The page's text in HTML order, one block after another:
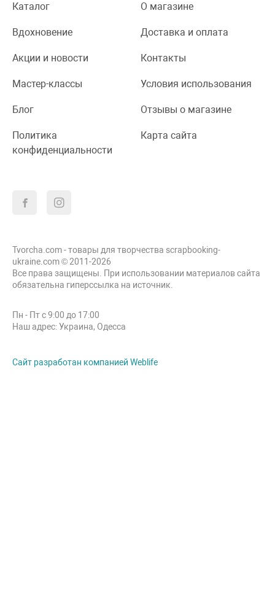
Каталог О магазине
Вдохновение Доставка и оплата
Акции и новости Контакты
Мастер-классы Условия использования
Блог Отзывы о магазине
Политика
конфиденциальности
Карта сайта
Tvorcha.com - товары для творчества scrapbooking-
ukraine.com © 2011-2026
Все права защищены. При использовании материалов сайта
обязательна гиперссылка на источник.
Пн - Пт с 9:00 до 17:00
Наш адрес: Украина, Одесса
Сайт разработан компанией Weblife